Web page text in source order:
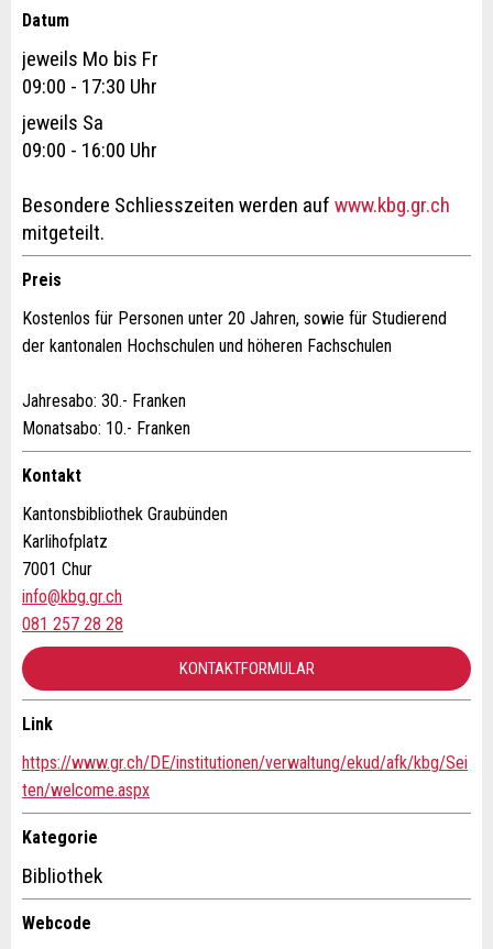
Allgemeines Feedback
Anzeige nicht mehr gültig
Anzeige unvollständig
* Eingabe erforderlich
Zur Qualitätssicherung wird eine Kopie der E-Mail an
guidle übermittelt.
NACHRICHT SENDEN
* Eingabe erforderlich
ANZEIGE WEITEREMPFEHLEN
Datum
jeweils Mo bis Fr
09:00 - 17:30 Uhr
jeweils Sa
09:00 - 16:00 Uhr
Besondere Schliesszeiten werden auf www.kbg.gr.ch
mitgeteilt.
Preis
Kostenlos für Personen unter 20 Jahren, sowie für Studierend
der kantonalen Hochschulen und höheren Fachschulen
Jahresabo: 30.- Franken
Monatsabo: 10.- Franken
Kontakt
Kantonsbibliothek Graubünden
Karlihofplatz
7001 Chur
info@kbg.gr.ch
081 257 28 28
KONTAKTFORMULAR
Kontakt
Verfassen Sie eine Nachricht für die Kontaktpersonen dieser
Anzeige.
Link
https://www.gr.ch/DE/institutionen/verwaltung/ekud/afk/kbg/Sei
ten/welcome.aspx
Kategorie
Bibliothek
Webcode